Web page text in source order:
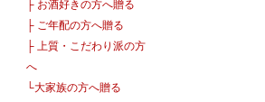
├ お酒好きの方へ贈る
├ ご年配の方へ贈る
├
上質・こだわり派の方
へ
└大家族の方へ贈る